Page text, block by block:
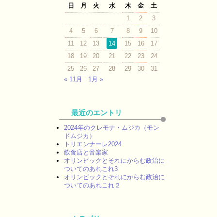
日
月 火 水 木 金
土
1
2
3
4
5 6 7 8 9
10
11
12 13 14 15 16
17
18
19 20 21 22 23
24
25
26 27 28 29 30
31
« 11月
1月 »
最近のエントリ
2024年のクレモナ・ムジカ（モン
ドムジカ）
トリエンナーレ2024
飲食店と音楽家
オリンピックとそれにからむ政治に
ついてのあれこれ3
オリンピックとそれにからむ政治に
ついてのあれこれ２